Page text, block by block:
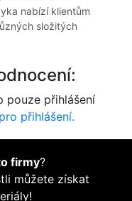
nabízí klientům
složitých
pouze přihlášení
přihlášení.
firmy?
můžete získat